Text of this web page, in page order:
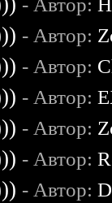
- Автор:
- Автор:
- Автор:
- Автор:
- Автор:
- Автор:
- Автор: